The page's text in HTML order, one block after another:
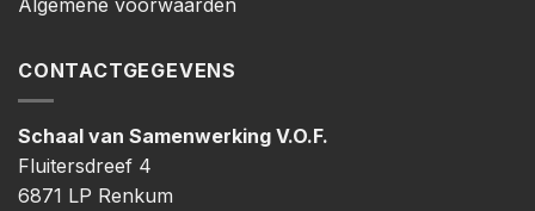
Algemene voorwaarden
CONTACTGEGEVENS
Schaal van Samenwerking V.O.F.
Fluitersdreef 4
6871 LP Renkum